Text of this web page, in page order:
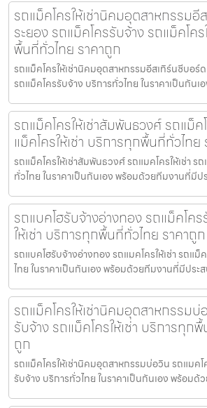
รถแม็คโครให้เช่านิคมอุตสาหกรรม
ระยอง รถแม็คโครรับจ้าง รถแม็คโค
พื้นที่ทั่วไทย ราคาถูก
รถแม็คโครให้เช่านิคมอุตสาหกรรมอีสเทิร์นซีบอร์ด
รถแม็คโครรับจ้าง บริการทั่วไทย ในราคาเป็นกันเ
รถแม็คโครให้เช่าสัมพันธวงศ์ รถแม็ค
แม็คโครให้เช่า บริการทุกพื้นที่ทั่วไทย
รถแม็คโครให้เช่าสัมพันธวงศ์ รถแมคโครให้เช่า ร
ทั่วไทย ในราคาเป็นกันเอง พร้อมด้วยทีมงานที่มีป
รถแบคโฮรับจ้างอ่างทอง รถแม็คโค
ให้เช่า บริการทุกพื้นที่ทั่วไทย ราคาถูก
รถแบคโฮรับจ้างอ่างทอง รถแมคโครให้เช่า รถแม็
ไทย ในราคาเป็นกันเอง พร้อมด้วยทีมงานที่มีประ
รถแม็คโครให้เช่านิคมอุตสาหกรรม
รับจ้าง รถแม็คโครให้เช่า บริการทุก
ถูก
รถแม็คโครให้เช่านิคมอุตสาหกรรมบ่อวิน รถแมคโ
รับจ้าง บริการทั่วไทย ในราคาเป็นกันเอง พร้อม